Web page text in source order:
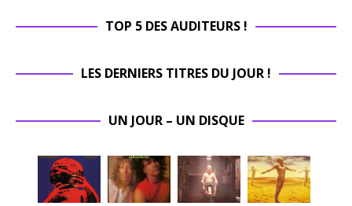
TOP 5 DES AUDITEURS !
LES DERNIERS TITRES DU JOUR !
UN JOUR – UN DISQUE